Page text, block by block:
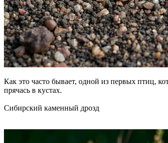
Как это часто бывает, одной из первых птиц,
прячась в кустах.
Сибирский каменный дрозд